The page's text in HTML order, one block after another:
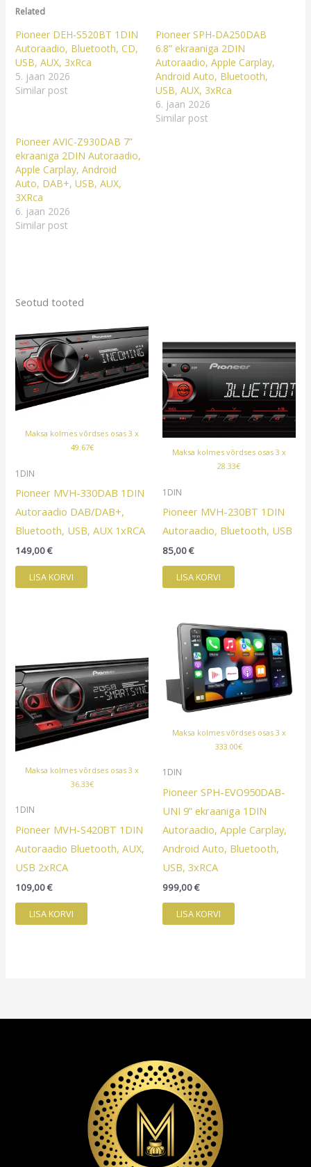
Related
Pioneer DEH-S520BT 1DIN
Autoraadio, Bluetooth, CD,
USB, AUX, 3xRca
5. jaan 2026
Similar post
Pioneer SPH-DA250DAB
6.8” ekraaniga 2DIN
Autoraadio, Apple Carplay,
Android Auto, Bluetooth,
USB, AUX, 3xRca
6. jaan 2026
Similar post
Pioneer AVIC-Z930DAB 7”
ekraaniga 2DIN Autoraadio,
Apple Carplay, Android
Auto, DAB+, USB, AUX,
3XRca
6. jaan 2026
Similar post
Seotud tooted
Maksa kolmes võrdses osas 3 x
49.67€
1DIN
Pioneer MVH-330DAB 1DIN
Autoraadio DAB/DAB+,
Bluetooth, USB, AUX 1xRCA
149,00€
LISA KORVI
Maksa kolmes võrdses osas 3 x
28.33€
1DIN
Pioneer MVH-230BT 1DIN
Autoraadio, Bluetooth, USB
85,00€
LISA KORVI
Maksa kolmes võrdses osas 3 x
36.33€
1DIN
Pioneer MVH-S420BT 1DIN
Autoraadio Bluetooth, AUX,
USB 2xRCA
109,00€
LISA KORVI
Maksa kolmes võrdses osas 3 x
333.00€
1DIN
Pioneer SPH-EVO950DAB-
UNI 9” ekraaniga 1DIN
Autoraadio, Apple Carplay,
Android Auto, Bluetooth,
USB, 3xRCA
999,00€
LISA KORVI